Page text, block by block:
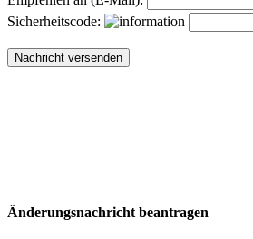
Sicherheitscode:
Änderungsnachricht beantragen